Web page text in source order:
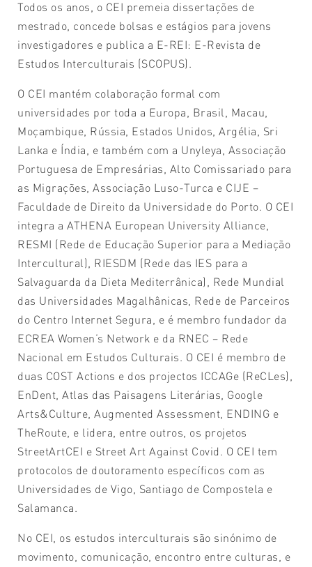
Todos os anos, o CEI premeia dissertações de
mestrado, concede bolsas e estágios para jovens
investigadores e publica a E-REI: E-Revista de
Estudos Interculturais (SCOPUS).
O CEI mantém colaboração formal com
universidades por toda a Europa, Brasil, Macau,
Moçambique, Rússia, Estados Unidos, Argélia, Sri
Lanka e Índia, e também com a Unyleya, Associação
Portuguesa de Empresárias, Alto Comissariado para
as Migrações, Associação Luso-Turca e CIJE –
Faculdade de Direito da Universidade do Porto. O CEI
integra a ATHENA European University Alliance,
RESMI (Rede de Educação Superior para a Mediação
Intercultural), RIESDM (Rede das IES para a
Salvaguarda da Dieta Mediterrânica), Rede Mundial
das Universidades Magalhânicas, Rede de Parceiros
do Centro Internet Segura, e é membro fundador da
ECREA Women’s Network e da RNEC – Rede
Nacional em Estudos Culturais. O CEI é membro de
duas COST Actions e dos projectos ICCAGe (ReCLes),
EnDent, Atlas das Paisagens Literárias, Google
Arts&Culture, Augmented Assessment, ENDING e
TheRoute, e lidera, entre outros, os projetos
StreetArtCEI e Street Art Against Covid. O CEI tem
protocolos de doutoramento específicos com as
Universidades de Vigo, Santiago de Compostela e
Salamanca.
No CEI, os estudos interculturais são sinónimo de
movimento, comunicação, encontro entre culturas, e